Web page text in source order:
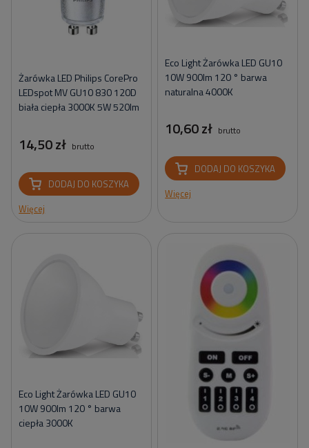
Żarówka LED Philips CorePro
LEDspot MV GU10 830 120D
biała ciepła 3000K 5W 520lm
14,50 zł brutto
DODAJ DO KOSZYKA
Więcej
Eco Light Żarówka LED GU10
10W 900lm 120 ° barwa
naturalna 4000K
10,60 zł brutto
DODAJ DO KOSZYKA
Więcej
Eco Light Żarówka LED GU10
10W 900lm 120 ° barwa
ciepła 3000K